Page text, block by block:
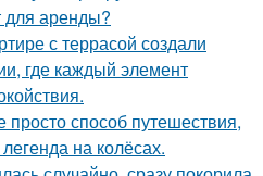
для аренды?
с террасой создали
где каждый элемент
просто способ путешествия,
на колёсах.